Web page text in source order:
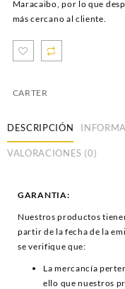
Maracaibo, por lo que
más cercano al cliente.
CARTER
DESCRIPCIÓN
VALORACIONES (0)
GARANTIA:
Nuestros productos
partir de la fecha de la
se verifique que:
La mercancía
ello que nuestros